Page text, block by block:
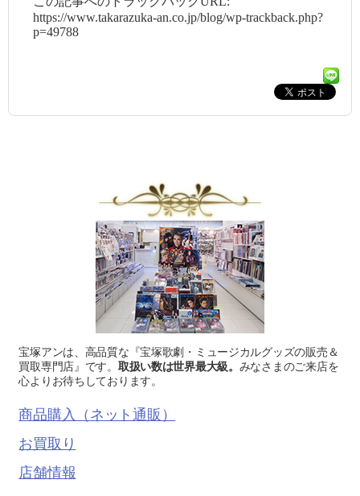
https://www.takarazuka-an.co.jp/blog/wp-trackback.php?
p=49788
宝塚アンは、高品質な『宝塚歌劇・ミュージカルグッズの販売＆
買取専門店』です。 取扱い数は世界最大級。 みなさまのご来店を
心よりお待ちしております。
商品購入（ネット通販）
お買取り
店舗情報